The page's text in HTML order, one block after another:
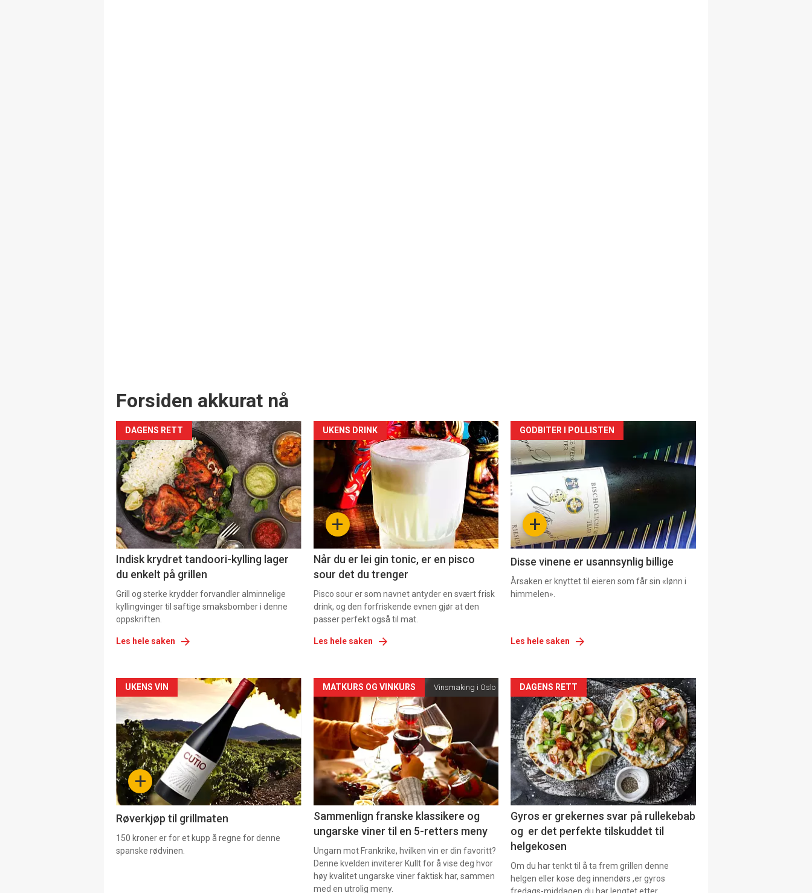
Forsiden akkurat nå
DAGENS RETT
Indisk krydret tandoori-kylling lager
du enkelt på grillen
Grill og sterke krydder forvandler alminnelige
kyllingvinger til saftige smaksbomber i denne
oppskriften.
Les hele saken
Forsiden
akkurat
nå
-
+
UKENS DRINK
Når du er lei gin tonic, er en pisco
sour det du trenger
Pisco sour er som navnet antyder en svært frisk
drink, og den forfriskende evnen gjør at den
passer perfekt også til mat.
Les hele saken
Forsiden
akkurat
nå
3 +
GODBITER I POLLISTEN
Disse vinene er usannsynlig billige
Årsaken er knyttet til eieren som får sin «lønn i
himmelen».
Les hele saken
Forsiden
akkurat
nå
-
4 +
UKENS VIN
Røverkjøp til grillmaten
150 kroner er for et kupp å regne for denne
spanske rødvinen.
Forsiden
akkurat
nå
-
5
MATKURS OG VINKURS Vinsmaking i Oslo
Sammenlign franske klassikere og
ungarske viner til en 5-retters meny
Ungarn mot Frankrike, hvilken vin er din favoritt?
Denne kvelden inviterer Kullt for å vise deg hvor
høy kvalitet ungarske viner faktisk har, sammen
med en utrolig meny.
Forsiden
akkurat
nå
-
6
DAGENS RETT
Gyros er grekernes svar på rullekebab
og er det perfekte tilskuddet til
helgekosen
Om du har tenkt til å ta frem grillen denne
helgen eller kose deg innendørs ,er gyros